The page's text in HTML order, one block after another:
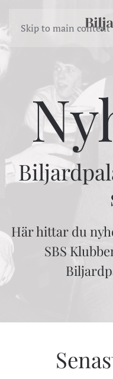
Skip to main content
Här hittar du
SBS